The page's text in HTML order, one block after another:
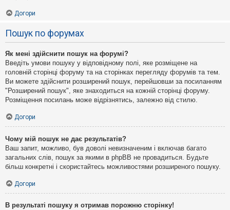
Догори
Пошук по форумах
Як мені здійснити пошук на форумі?
Введіть умови пошуку у відповідному полі, яке розміщене на
головній сторінці форуму та на сторінках перегляду форумів та тем.
Ви можете здійснити розширений пошук, перейшовши за посиланням
"Розширений пошук", яке знаходиться на кожній сторінці форуму.
Розміщення посилань може відрізнятись, залежно від стилю.
Догори
Чому мій пошук не дає результатів?
Ваш запит, можливо, був доволі невизначеним і включав багато
загальних слів, пошук за якими в phpBB не провадиться. Будьте
більш конкретні і скористайтесь можливостями розширеного пошуку.
Догори
В результаті пошуку я отримав порожню сторінку!